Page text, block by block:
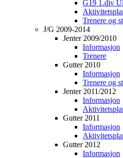
G19 1.div
Trenere og
J/G 2009-2014
Jenter 2009/2010
Informasjon
Trenere
Gutter 2010
Informasjon
Trenere og
Jenter 2011/2012
Informasjon
Gutter 2011
Informasjon
Gutter 2012
Informasjon